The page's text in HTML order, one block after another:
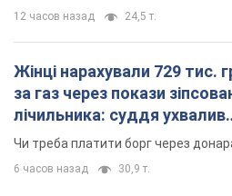
12 часов назад 24,5 т.
Жінці нарахували 729 тис.
за газ через покази
лічильника: суддя ухвалив
неочікуване рішення
Чи треба платити борг через
6 часов назад 30,9 т.